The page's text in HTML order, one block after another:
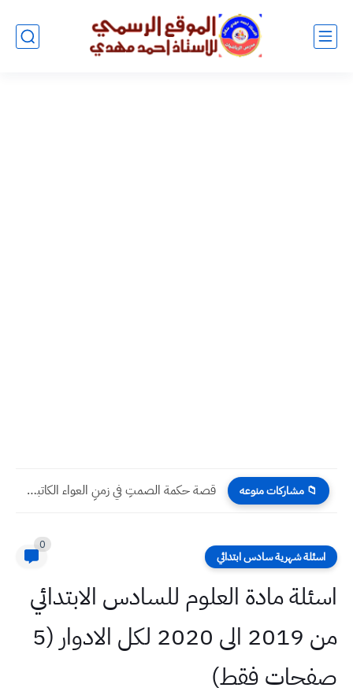
📁 مشاركات منوعه قصة حكمة الصمتِ في زمنِ العواء الكاتبة : المدرسة سوسن...
اسئلة شهرية سادس ابتدائي
0
اسئلة مادة العلوم للسادس الابتدائي
من 2019 الى 2020 لكل الادوار (5
صفحات فقط)